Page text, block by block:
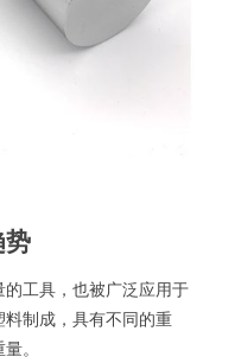
工具，也被广泛应用于
制成，具有不同的重
。